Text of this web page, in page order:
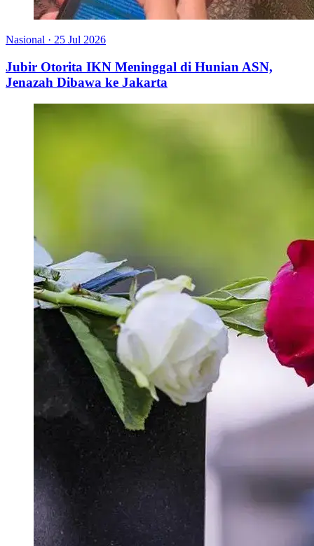
Nasional · 25 Jul 2026
Jubir Otorita IKN Meninggal di Hunian ASN,
Jenazah Dibawa ke Jakarta